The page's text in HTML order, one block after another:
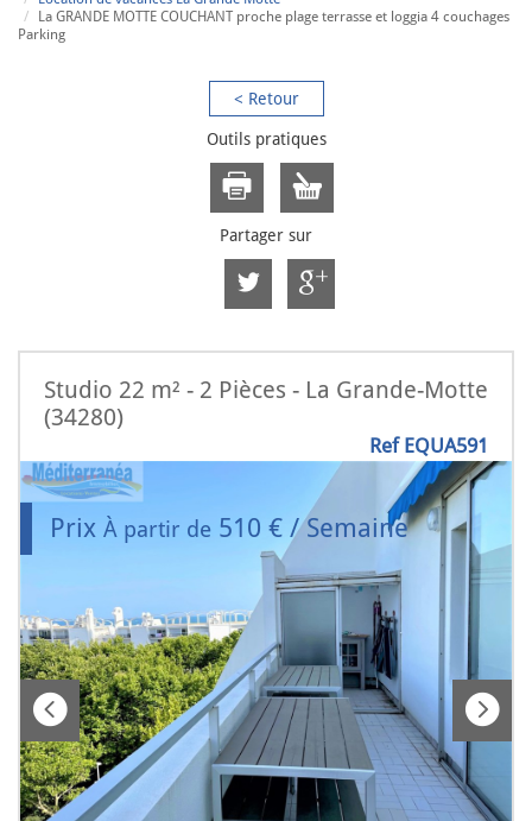
La GRANDE MOTTE COUCHANT proche plage terrasse et loggia 4 couchages
Parking
< Retour
Outils pratiques
Partager sur
Studio 22 m² - 2 Pièces - La Grande-Motte
(34280)
Ref EQUA591
Prix À partir de 510 € / Semaine